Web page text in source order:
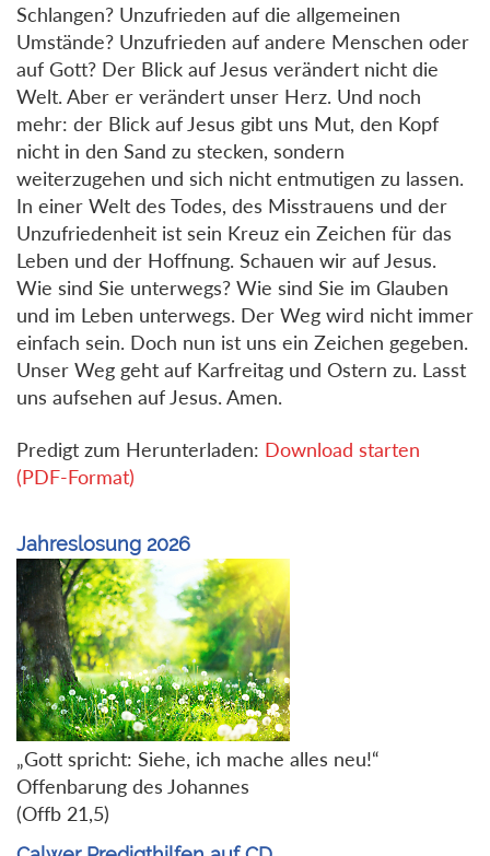
Schlangen? Unzufrieden auf die allgemeinen
Umstände? Unzufrieden auf andere Menschen oder
auf Gott? Der Blick auf Jesus verändert nicht die
Welt. Aber er verändert unser Herz. Und noch
mehr: der Blick auf Jesus gibt uns Mut, den Kopf
nicht in den Sand zu stecken, sondern
weiterzugehen und sich nicht entmutigen zu lassen.
In einer Welt des Todes, des Misstrauens und der
Unzufriedenheit ist sein Kreuz ein Zeichen für das
Leben und der Hoffnung. Schauen wir auf Jesus.
Wie sind Sie unterwegs? Wie sind Sie im Glauben
und im Leben unterwegs. Der Weg wird nicht immer
einfach sein. Doch nun ist uns ein Zeichen gegeben.
Unser Weg geht auf Karfreitag und Ostern zu. Lasst
uns aufsehen auf Jesus. Amen.
Predigt zum Herunterladen: Download starten
(PDF-Format)
Jahreslosung 2026
„Gott spricht: Siehe, ich mache alles neu!“
Offenbarung des Johannes
(Offb 21,5)